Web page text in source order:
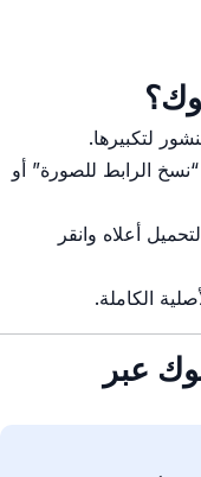
لتكبيرها.
الرابط للصورة” أو
أعلاه وانقر
الكاملة.
عبر